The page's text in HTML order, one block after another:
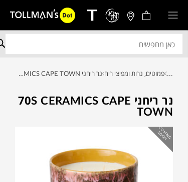
... פמוטים, נרות ומפיצי ריח נר ריחני 70S CERAMICS CAPE TOWN
נר ריחני 70S CERAMICS CAPE
TOWN
C
O
M
IN
G
S
O
O
N